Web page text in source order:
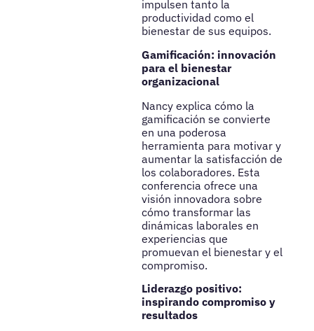
impulsen tanto la
productividad como el
bienestar de sus equipos.
Gamificación: innovación
para el bienestar
organizacional
Nancy explica cómo la
gamificación se convierte
en una poderosa
herramienta para motivar y
aumentar la satisfacción de
los colaboradores. Esta
conferencia ofrece una
visión innovadora sobre
cómo transformar las
dinámicas laborales en
experiencias que
promuevan el bienestar y el
compromiso.
Liderazgo positivo:
inspirando compromiso y
resultados